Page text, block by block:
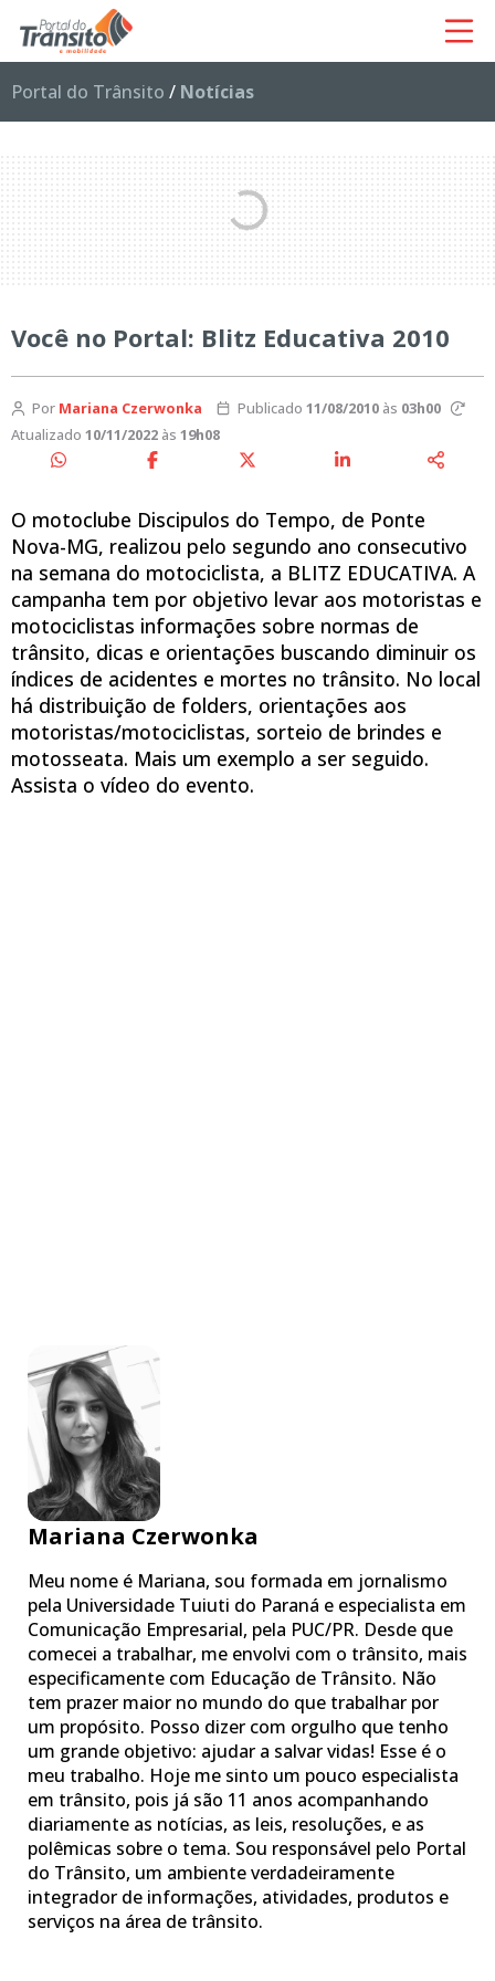
Portal do Trânsito / Notícias
Você no Portal: Blitz Educativa 2010
Por Mariana Czerwonka Publicado 11/08/2010às 03h00
Atualizado 10/11/2022 às 19h08
O motoclube Discipulos do Tempo, de Ponte
Nova-MG, realizou pelo segundo ano consecutivo
na semana do motociclista, a BLITZ EDUCATIVA. A
campanha tem por objetivo levar aos motoristas e
motociclistas informações sobre normas de
trânsito, dicas e orientações buscando diminuir os
índices de acidentes e mortes no trânsito. No local
há distribuição de folders, orientações aos
motoristas/motociclistas, sorteio de brindes e
motosseata. Mais um exemplo a ser seguido.
Assista o vídeo do evento.
Mariana Czerwonka
Meu nome é Mariana, sou formada em jornalismo
pela Universidade Tuiuti do Paraná e especialista em
Comunicação Empresarial, pela PUC/PR. Desde que
comecei a trabalhar, me envolvi com o trânsito, mais
especificamente com Educação de Trânsito. Não
tem prazer maior no mundo do que trabalhar por
um propósito. Posso dizer com orgulho que tenho
um grande objetivo: ajudar a salvar vidas! Esse é o
meu trabalho. Hoje me sinto um pouco especialista
em trânsito, pois já são 11 anos acompanhando
diariamente as notícias, as leis, resoluções, e as
polêmicas sobre o tema. Sou responsável pelo Portal
do Trânsito, um ambiente verdadeiramente
integrador de informações, atividades, produtos e
serviços na área de trânsito.